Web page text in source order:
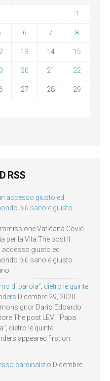
1
6 7 8
13 14 15
20 21 22
27 28 29
RSS
accesso giusto ed
più sano e giusto
Vaticana Covid-
per la Vita The post Il
accesso giusto ed
più sano e giusto
di parola”, dietro le quinte
Dicembre 29, 2020
Dario Edoardo
The post LEV: “Papa
dietro le quinte
appeared first on
cardinalizio Dicembre